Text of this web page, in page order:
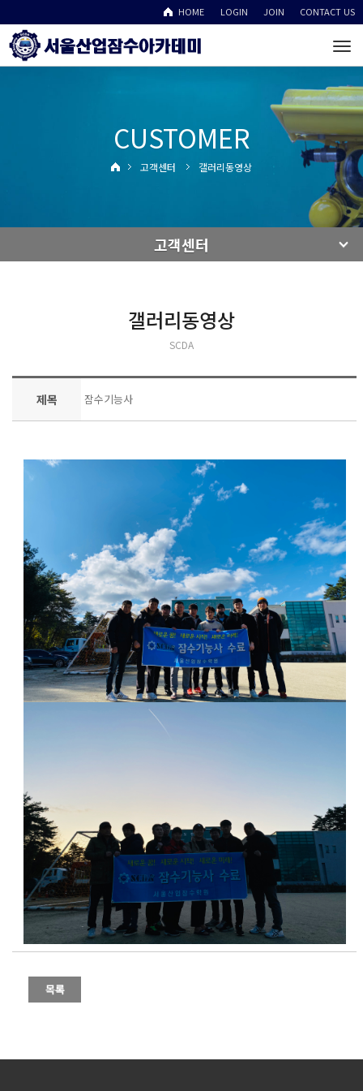
HOME LOGIN JOIN CONTACT US
CUSTOMER
고객센터 갤러리동영상
고객센터
갤러리동영상
SCDA
제목 잠수기능사